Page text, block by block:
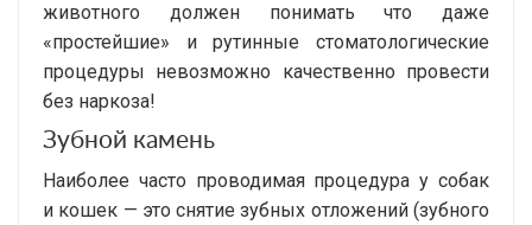
животного должен понимать что даже
«простейшие» и рутинные стоматологические
процедуры невозможно качественно провести
без наркоза!
Зубной камень
Наиболее часто проводимая процедура у собак
и кошек — это снятие зубных отложений (зубного